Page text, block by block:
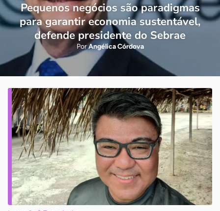
Pequenos negócios são paradigmas
para garantir economia sustentável,
defende presidente do Sebrae
PorAngélica Córdova